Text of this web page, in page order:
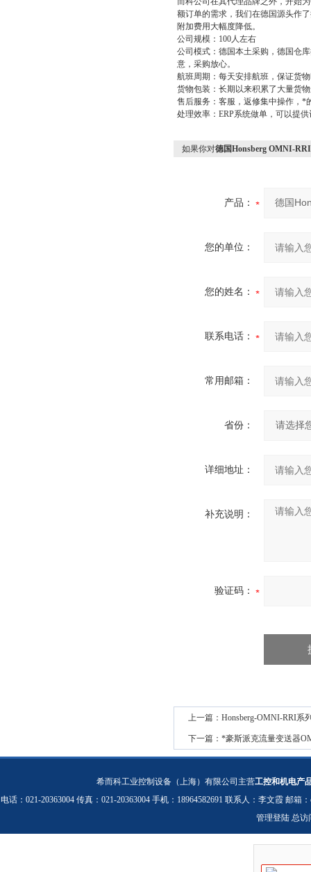
额订单的需求，我们在德国源头作
附加费用大幅度降低。
公司规模： 100人左右
公司模式：德国本土采购，德国仓
意，采购放心。
航班周期：每天安排航班，保证货
货物包装：长期以来积累了大量货
售后服务：客服，返修集中操作，*
处理效率： ERP系统做单，可以提
如果你对德国Honsberg OMNI-
产品：
您的单位：
您的姓名：
联系电话：
常用邮箱：
省份：
详细地址：
补充说明：
验证码：
上一篇： Honsberg-OMNI-RRI系
下一篇： *豪斯派克流量变送器
希而科工业控制设备（上海）有限公司主营工控和机电产
电话：021-20363004 传真：021-20363004 手机：18964582691 联系人：李文霞 邮箱：
管理登陆 总访